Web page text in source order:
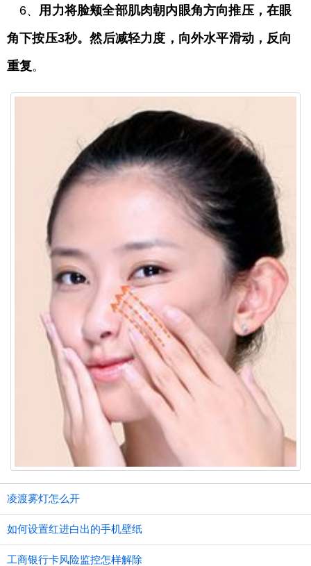
6、 用力将脸颊全部肌肉朝内眼角方向推压，在眼
角下按压3秒。然后减轻力度，向外水平滑动，反向
重复。
凌渡雾灯怎么开
如何设置红进白出的手机壁纸
工商银行卡风险监控怎样解除